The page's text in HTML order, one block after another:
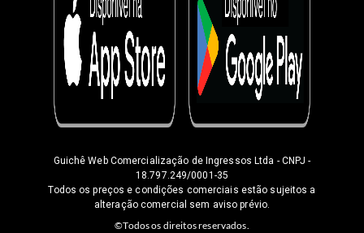
Guichê Web Comercialização de Ingressos Ltda - CNPJ -
18.797.249/0001-35
Todos os preços e condições comerciais estão sujeitos a
alteração comercial sem aviso prévio.
©Todos os direitos reservados.